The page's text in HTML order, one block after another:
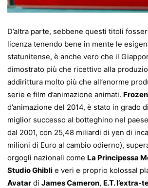
D’altra parte, sebbene questi titoli
licenza tenendo bene in mente le
statunitense, è anche vero che il
dimostrato più che ricettivo alla
addirittura molto più che all’enorme
serie e film d’animazione animati. Frozen
d’animazione del 2014, è stato in grado
miglior successo al botteghino nel
dal 2001, con 25,48 miliardi di yen di
milioni di Euro al cambio odierno),
orgogli nazionali come La Principessa
Studio Ghibli e veri e proprio kolossal
Avatar di James Cameron, E.T. l’extra-